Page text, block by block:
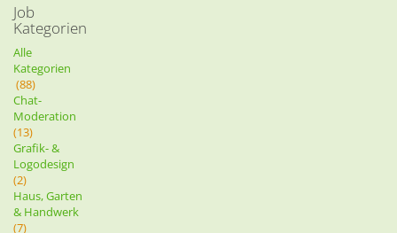
Job
Kategorien
Alle
Kategorien
(88)
Chat-
Moderation
(13)
Grafik- &
Logodesign
(2)
Haus, Garten
& Handwerk
(7)